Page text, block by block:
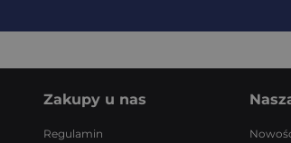
Zakupy u nas
Regulamin